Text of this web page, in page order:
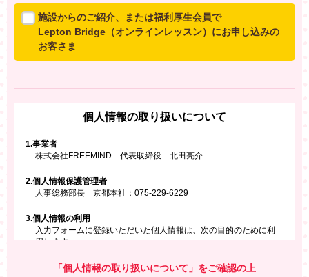
施設からのご紹介、または福利厚生会員で
Lepton Bridge（オンラインレッスン）にお申し込みの
お客さま
いいたします。
※ご兄弟姉妹など複数でお申し込みの場合、お一人ず
所属施設名・会員番号またはクーポンコード
所属施設名
会員番号またはクーポンコード
個人情報の取り扱いについて
1.事業者
株式会社FREEMIND 代表取締役 北田亮介
2.個人情報保護管理者
人事総務部長 京都本社：075-229-6229
3.個人情報の利用
入力フォームに登録いただいた個人情報は、次の目的のために利
用します。
お問い合わせにお答えするため
「個人情報の取り扱いについて」をご確認の上